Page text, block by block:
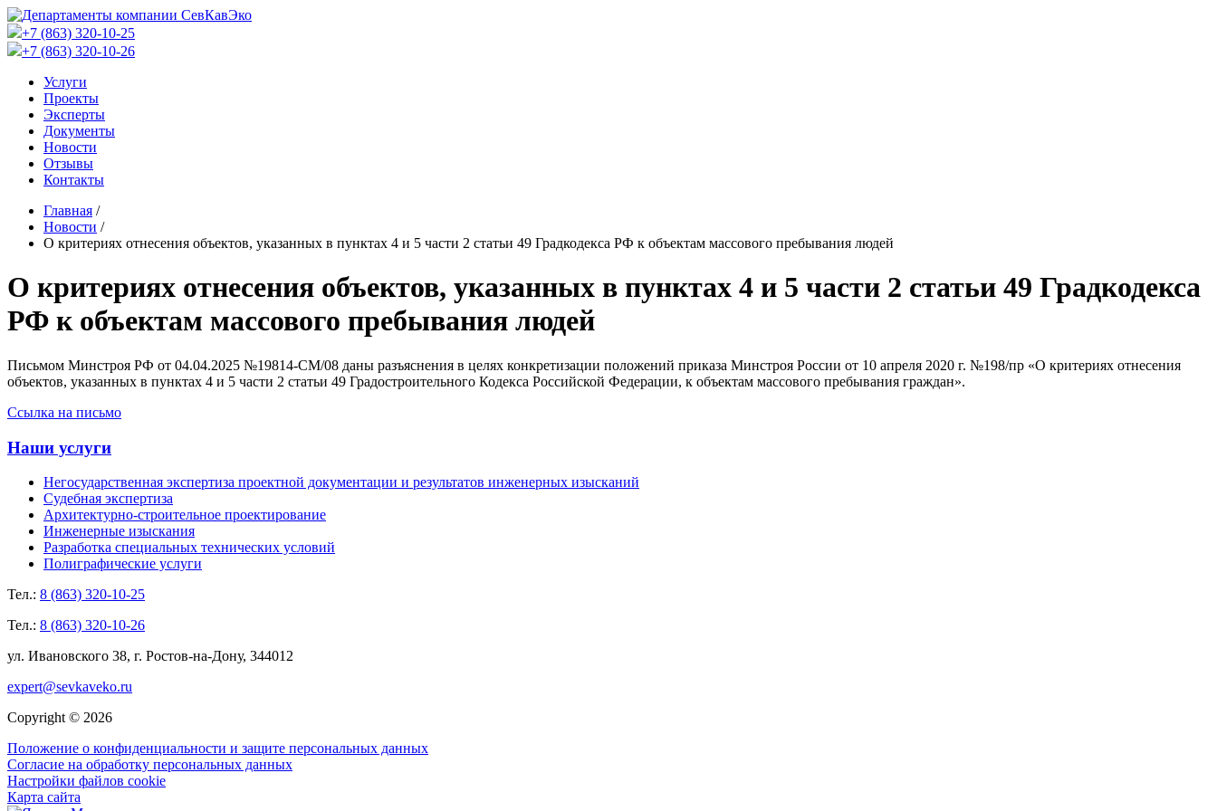
+7 (863) 320-10-25
+7 (863) 320-10-26
Услуги
Проекты
Эксперты
Документы
Новости
Отзывы
Контакты
Главная /
Новости /
О критериях отнесения объектов, указанных в пунктах 4 и 5 части 2 статьи 49 Градкодекса РФ к объектам массового пребывания людей
О критериях отнесения объектов, указанных в пунктах 4 и 5 части 2 статьи 49 Градкодекса
РФ к объектам массового пребывания людей
Письмом Минстроя РФ от 04.04.2025 №19814-СМ/08 даны разъяснения в целях конкретизации положений приказа Минстроя России от 10 апреля 2020 г. №198/пр «О критериях отнесения
объектов, указанных в пунктах 4 и 5 части 2 статьи 49 Градостроительного Кодекса Российской Федерации, к объектам массового пребывания граждан».
Ссылка на письмо
Наши услуги
Негосударственная экспертиза проектной документации и результатов инженерных изысканий
Судебная экспертиза
Архитектурно-строительное проектирование
Инженерные изыскания
Разработка специальных технических условий
Полиграфические услуги
Тел.: 8 (863) 320-10-25
Тел.: 8 (863) 320-10-26
ул. Ивановского 38, г. Ростов-на-Дону, 344012
expert@sevkaveko.ru
Copyright © 2026
Положение о конфиденциальности и защите персональных данных
Согласие на обработку персональных данных
Настройки файлов cookie
Карта сайта